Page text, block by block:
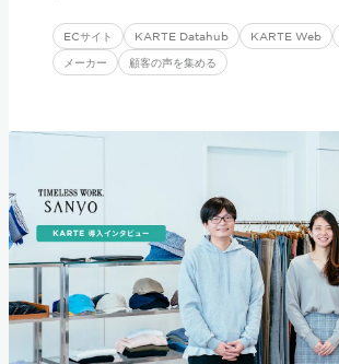
ECサイト KARTE Datahub KARTE Web
メーカー
顧客の声を集める